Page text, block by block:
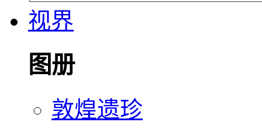
视界
图册
敦煌遗珍